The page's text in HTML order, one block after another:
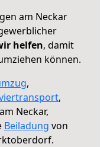
am Neckar
helfen, damit
können.
,
,
Neckar,
Beiladung von